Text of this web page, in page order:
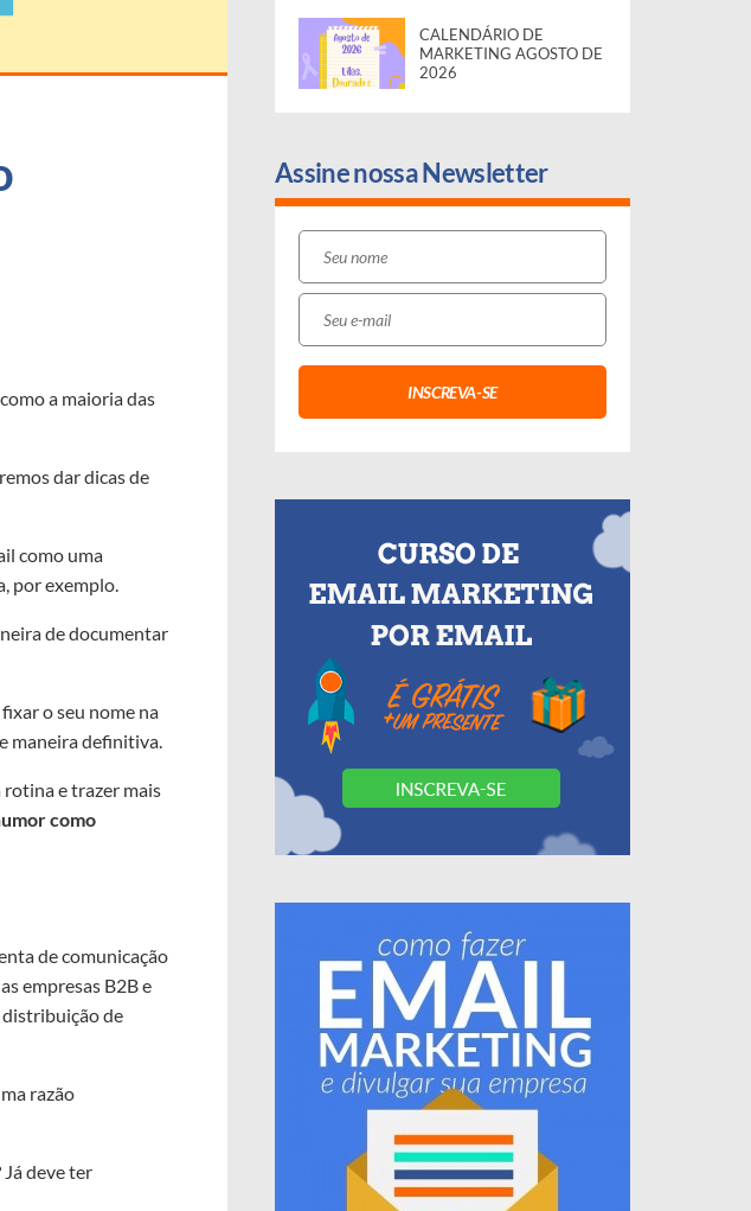
a maioria das
dar dicas de
como uma
por exemplo.
de documentar
o seu nome na
maneira definitiva.
rotina e trazer mais
como
de comunicação
empresas B2B e
distribuição de
razão
deve ter
CALENDÁRIO DE
MARKETING AGOSTO DE
2026
Assine nossa Newsletter